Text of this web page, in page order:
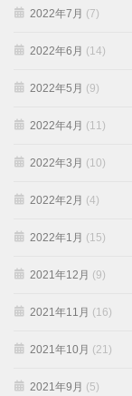
2022年7月 (7)
2022年6月 (14)
2022年5月 (9)
2022年4月 (11)
2022年3月 (10)
2022年2月 (4)
2022年1月 (15)
2021年12月 (9)
2021年11月 (16)
2021年10月 (21)
2021年9月 (5)